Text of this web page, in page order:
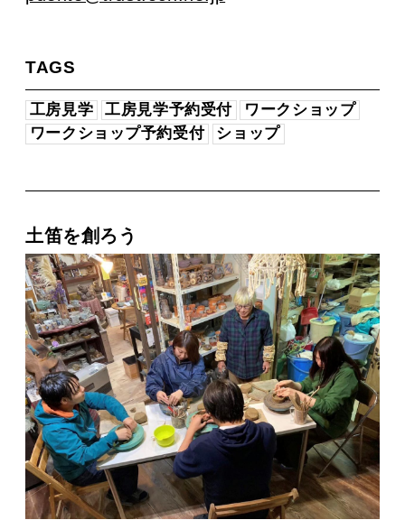
TAGS
工房見学 工房見学予約受付
ワークショップ
ワークショップ予約受付
ショップ
土笛を創ろう